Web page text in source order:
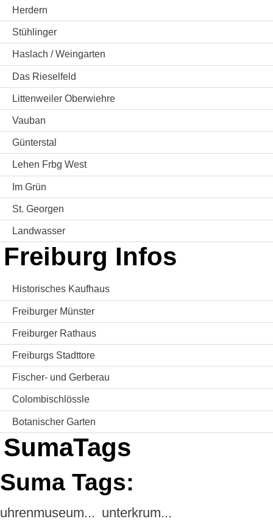
Herdern
Stühlinger
Haslach / Weingarten
Das Rieselfeld
Littenweiler Oberwiehre
Vauban
Günterstal
Lehen Frbg West
Im Grün
St. Georgen
Landwasser
Freiburg Infos
Historisches Kaufhaus
Freiburger Münster
Freiburger Rathaus
Freiburgs Stadttore
Fischer- und Gerberau
Colombischlössle
Botanischer Garten
SumaTags
Suma Tags:
uhrenmuseum... unterkrum...